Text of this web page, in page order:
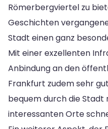
Römerbergviertel zu
Geschichten
Stadt einen ganz
Mit einer exzellenten
Anbindung an den
Frankfurt zudem sehr
bequem durch die Stadt
interessanten Orte